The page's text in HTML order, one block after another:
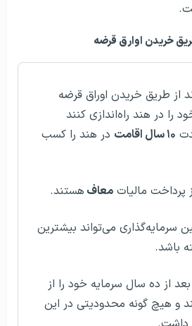
خریدن اوارق قرضه
از طریق خریدن اوراق قرضه
را در هند راه‌اندازی کنند
۱۰ سال اقامت
در هند را کسب
پرداخت مالیات معاف هستند.
سرمایه‌گذاری می‌تواند بیشترین
باشد.
بعد از ده سال سرمایه خود را از
و هیچ گونه محدودیتی در این